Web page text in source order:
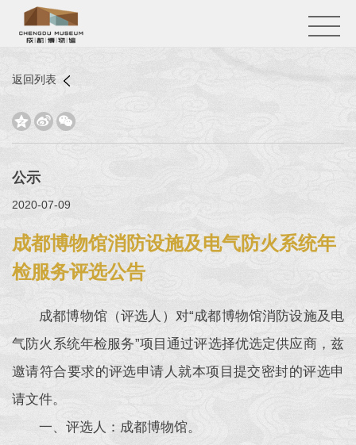
返回列表
  
公示
2020-07-09
成都博物馆消防设施及电气防火系统年
检服务评选公告
成都博物馆（评选人）对“成都博物馆消防设施及电
气防火系统年检服务”项目通过评选择优选定供应商，兹
邀请符合要求的评选申请人就本项目提交密封的评选申
请文件。
一、评选人：成都博物馆。